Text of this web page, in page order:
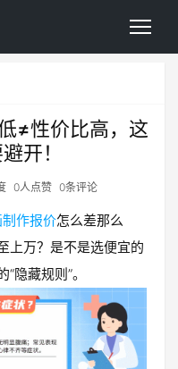
≠性价比高，这
开！
0人点赞 0条评论
作报价怎么差那么
上万？是不是选便宜的
隐藏规则”。